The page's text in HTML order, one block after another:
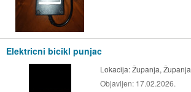
Elektricni bicikl punjac
Lokacija:Županja, Županja
Objavljen: 17.02.2026.